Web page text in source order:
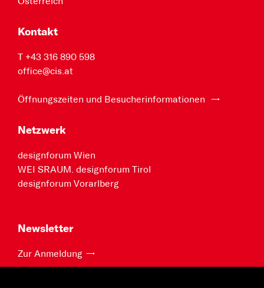
Kontakt
T +43 316 890 598
office@cis.at
Öffnungszeiten und Besucherinformationen
Netzwerk
designforum Wien
WEI SRAUM. designforum Tirol
designforum Vorarlberg
Newsletter
Zur Anmeldung